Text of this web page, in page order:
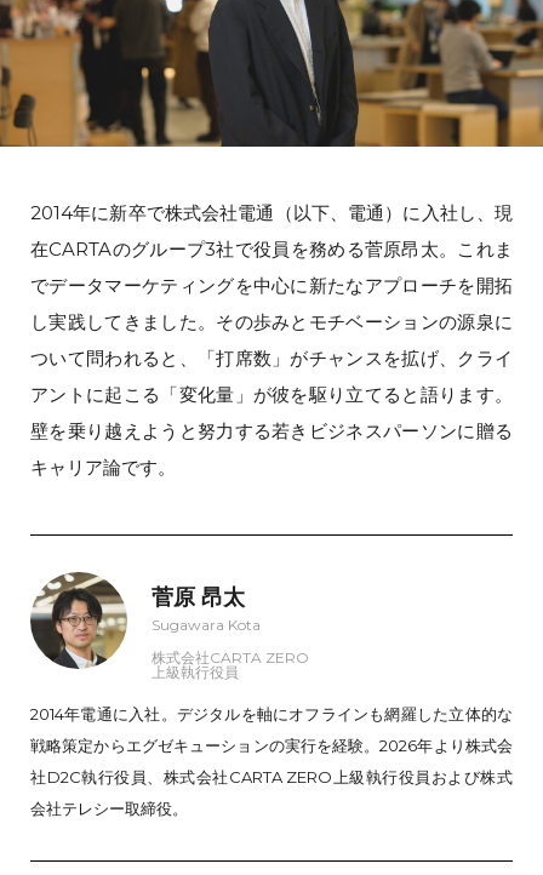
2014年に新卒で株式会社電通（以下、電通）に入社し、現
在CARTAのグループ3社で役員を務める菅原昂太。これま
でデータマーケティングを中心に新たなアプローチを開拓
し実践してきました。その歩みとモチベーションの源泉に
ついて問われると、「打席数」がチャンスを拡げ、クライ
アントに起こる「変化量」が彼を駆り立てると語ります。
壁を乗り越えようと努力する若きビジネスパーソンに贈る
キャリア論です。
菅原 昂太
Sugawara Kota
株式会社CARTA ZERO
上級執行役員
2014年電通に入社。デジタルを軸にオフラインも網羅した立体的な
戦略策定からエグゼキューションの実行を経験。2026年より株式会
社D2C執行役員、株式会社CARTA ZERO上級執行役員および株式
会社テレシー取締役。